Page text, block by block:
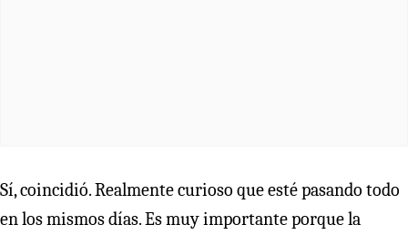
Sí, coincidió. Realmente curioso que esté pasando todo
en los mismos días. Es muy importante porque la